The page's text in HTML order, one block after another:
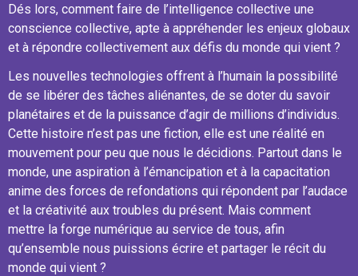
Dés lors, comment faire de l’intelligence collective une
conscience collective, apte à appréhender les enjeux globaux
et à répondre collectivement aux défis du monde qui vient ?
Les nouvelles technologies offrent à l’humain la possibilité
de se libérer des tâches aliénantes, de se doter du savoir
planétaires et de la puissance d’agir de millions d’individus.
Cette histoire n’est pas une fiction, elle est une réalité en
mouvement pour peu que nous le décidions. Partout dans le
monde, une aspiration à l’émancipation et à la capacitation
anime des forces de refondations qui répondent par l’audace
et la créativité aux troubles du présent. Mais comment
mettre la forge numérique au service de tous, afin
qu’ensemble nous puissions écrire et partager le récit du
monde qui vient ?